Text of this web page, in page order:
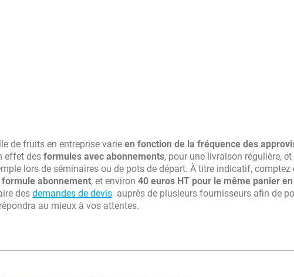
de fruits en entreprise varie en fonction de la fréquence des
effet des formules avec abonnements, pour une livraison régulière, et
lors de séminaires ou de pots de départ. À titre indicatif, comptez
abonnement, et environ 40 euros HT pour le même panier
des demandes de devis auprès de plusieurs fournisseurs afin de
au mieux à vos attentes.